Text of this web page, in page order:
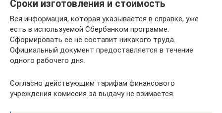
Сроки изготовления и стоимость
Вся информация, которая указывается в справке, уже
есть в используемой Сбербанком программе.
Сформировать ее не составит никакого труда.
Официальный документ предоставляется в течение
одного рабочего дня.
Согласно действующим тарифам финансового
учреждения комиссия за выдачу не взимается.